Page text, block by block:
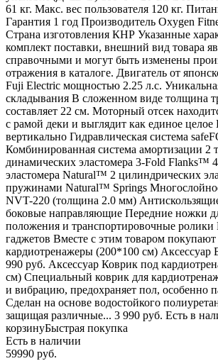
61 кг. Макс. вес пользователя 120 кг.
Гарантия 1 год Производитель Oxygen
Страна изготовления КНР Указанные
комплект поставки, внешний вид товара
справочными и могут быть изменены
отражения в каталоге. Двигатель от
Fuji Electric мощностью 2.25 л.с.
складывания В сложенном виде толщина
составляет 22 см. Моторный отсек
с рамой деки и выглядит как единое
вертикально Гидравлическая система
Комбинированная система амортизации 2
динамических эластомера 3-Fold Flanks™
эластомера Natural™ 2 цилиндрических
пружинами Natural™ Springs
NVT-220 (толщина 2.0 мм)
боковые направляющие Передние ножки
положения и транспортировочные ролики
гаджетов Вместе с этим товаром
кардиотренажеры (200*100 см) Аксессуар
990 руб. Аксессуар Коврик под
см) Специальный коврик для
и вибрацию, предохраняет пол, особенно
Сделан на основе водостойкого
защищая различные... 3 990 руб. Есть в
корзинуБыстрая покупка
Есть в наличии
59990 руб.